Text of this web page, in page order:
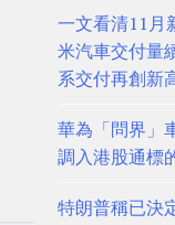
一文看清11
米汽車交付
系交付再創新
華為「問界」
調入港股通標
特朗普稱已決